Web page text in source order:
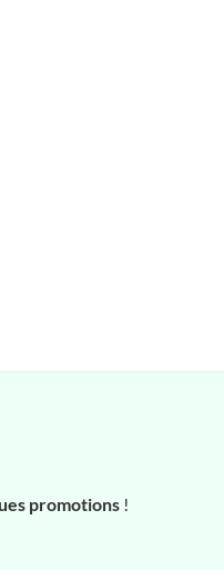
promotions !